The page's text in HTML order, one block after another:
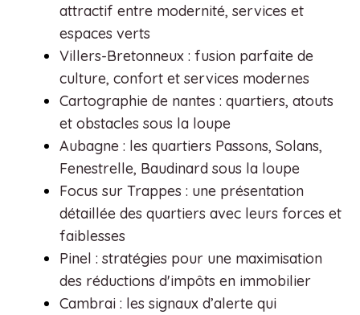
attractif entre modernité, services et
espaces verts
Villers-Bretonneux : fusion parfaite de
culture, confort et services modernes
Cartographie de nantes : quartiers, atouts
et obstacles sous la loupe
Aubagne : les quartiers Passons, Solans,
Fenestrelle, Baudinard sous la loupe
Focus sur Trappes : une présentation
détaillée des quartiers avec leurs forces et
faiblesses
Pinel : stratégies pour une maximisation
des réductions d'impôts en immobilier
Cambrai : les signaux d’alerte qui